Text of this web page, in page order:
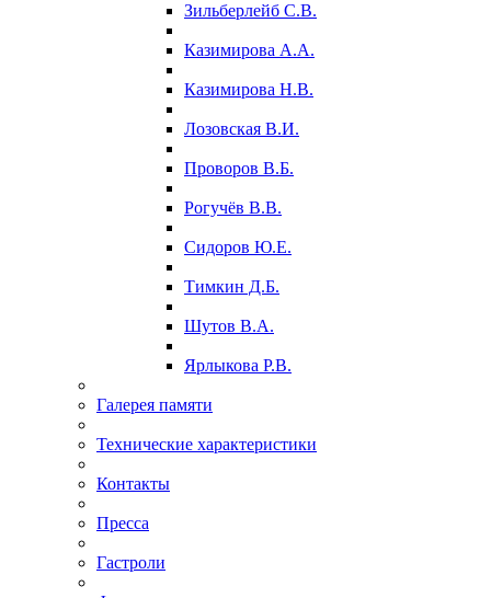
Зильберлейб С.В.
Казимирова А.А.
Казимирова Н.В.
Лозовская В.И.
Проворов В.Б.
Рогучёв В.В.
Сидоров Ю.Е.
Тимкин Д.Б.
Шутов В.А.
Ярлыкова Р.В.
Галерея памяти
Технические характеристики
Контакты
Пресса
Гастроли